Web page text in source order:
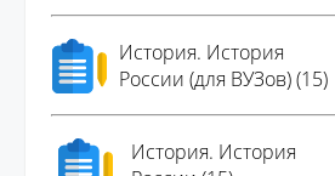
История. История
России (для ВУЗов) (15)
История. История